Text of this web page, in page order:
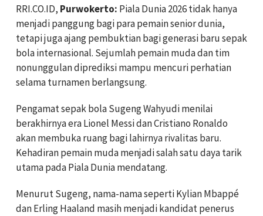
RRI.CO.ID, Purwokerto: Piala Dunia 2026 tidak hanya
menjadi panggung bagi para pemain senior dunia,
tetapi juga ajang pembuktian bagi generasi baru sepak
bola internasional. Sejumlah pemain muda dan tim
nonunggulan diprediksi mampu mencuri perhatian
selama turnamen berlangsung.
Pengamat sepak bola Sugeng Wahyudi menilai
berakhirnya era Lionel Messi dan Cristiano Ronaldo
akan membuka ruang bagi lahirnya rivalitas baru.
Kehadiran pemain muda menjadi salah satu daya tarik
utama pada Piala Dunia mendatang.
Menurut Sugeng, nama-nama sepertiKylian Mbappé
danErling Haaland masih menjadi kandidat penerus